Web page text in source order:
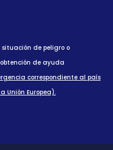
de peligro o
de ayuda
correspondiente al país
Unión Europea).